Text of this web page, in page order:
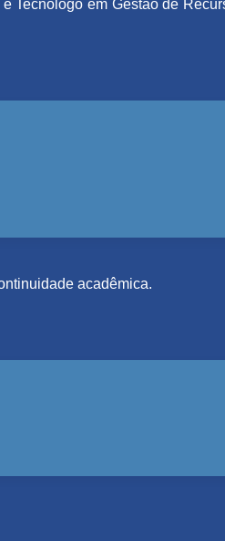
Tecnólogo em Gestão de
acadêmica.